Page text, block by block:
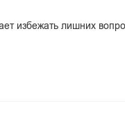
избежать лишних